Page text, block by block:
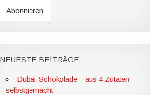
NEUESTE BEITRÄGE
Dubai-Schokolade – aus 4 Zutaten
selbstgemacht